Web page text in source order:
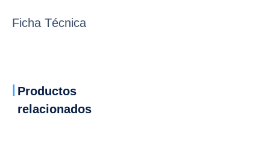
Ficha Técnica
Productos
relacionados